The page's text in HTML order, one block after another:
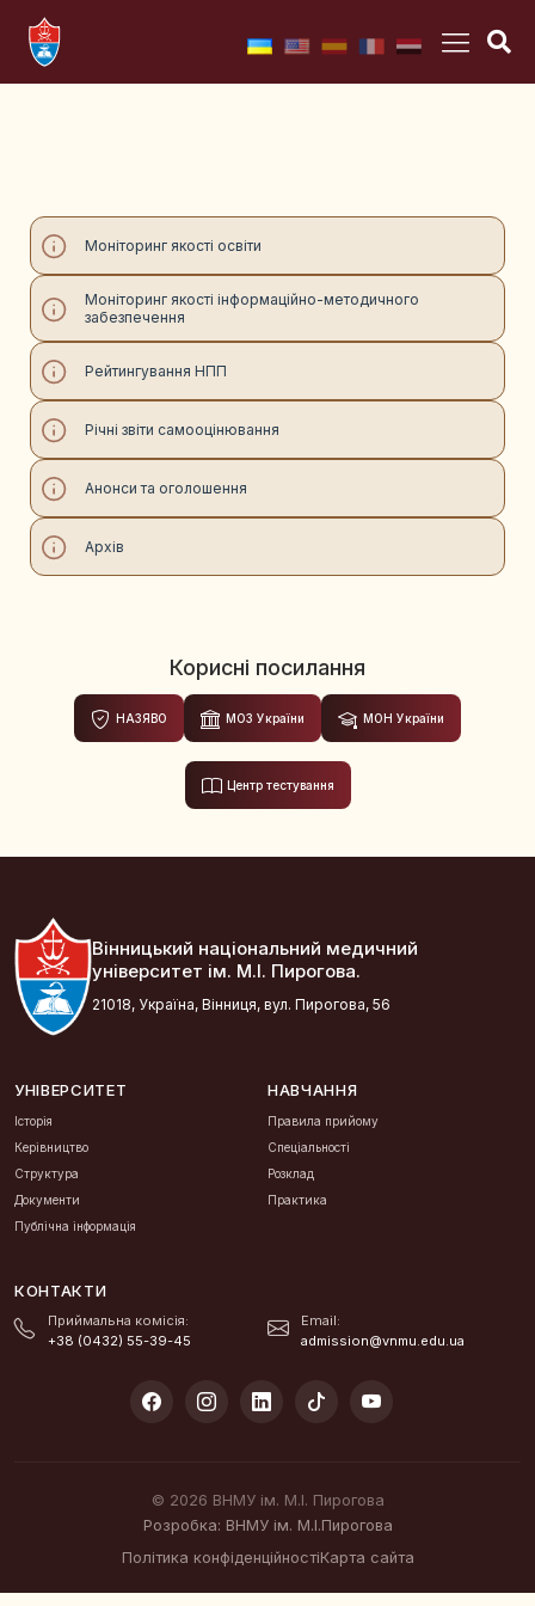
Моніторинг якості освіти
Моніторинг якості інформаційно-методичного
забезпечення
Рейтингування НПП
Річні звіти самооцінювання
Анонси та оголошення
Архів
Корисні посилання
НАЗЯВО МОЗ України МОН України
Центр тестування
Вінницький національний медичний
університет ім. М.І. Пирогова.
21018, Україна, Вінниця, вул. Пирогова, 56
УНІВЕРСИТЕТ
Історія
Керівництво
Структура
Документи
Публічна інформація
НАВЧАННЯ
Правила прийому
Спеціальності
Розклад
Практика
КОНТАКТИ
Приймальна комісія:
+38 (0432) 55-39-45
Email:
admission@vnmu.edu.ua
© 2026 ВНМУ ім. М.І. Пирогова
Розробка: ВНМУ ім. М.І.Пирогова
Політика конфіденційностіКарта сайта